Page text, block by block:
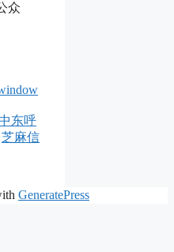
众
东呼
芝麻信
GeneratePress